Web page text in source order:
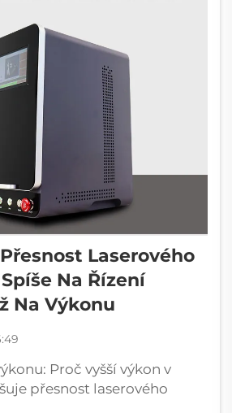
Laserového
Na Řízení
Na Výkonu
Proč vyšší výkon v
přesnost laserového
lasery určitě řežou